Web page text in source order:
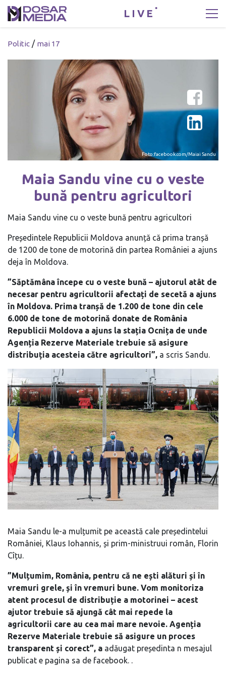
LIVE
Politic / mai 17
Foto:facebook.com/Maiai Sandu
Maia Sandu vine cu o veste
bună pentru agricultori
Maia Sandu vine cu o veste bună pentru agricultori
Președintele Republicii Moldova anunță că prima tranșă
de 1200 de tone de motorină din partea României a ajuns
deja în Moldova.
”Săptămâna începe cu o veste bună – ajutorul atât de
necesar pentru agricultorii afectați de secetă a ajuns
în Moldova. Prima tranșă de 1.200 de tone din cele
6.000 de tone de motorină donate de România
Republicii Moldova a ajuns la stația Ocnița de unde
Agenția Rezerve Materiale trebuie să asigure
distribuția acesteia către agricultori”, a scris Sandu.
Maia Sandu le-a mulțumit pe această cale președintelui
României, Klaus Iohannis, și prim-ministruui român, Florin
Cîțu.
”Mulțumim, România, pentru că ne ești alături și în
vremuri grele, și în vremuri bune. Vom monitoriza
atent procesul de distribuție a motorinei – acest
ajutor trebuie să ajungă cât mai repede la
agricultorii care au cea mai mare nevoie. Agenția
Rezerve Materiale trebuie să asigure un proces
transparent și corect”, a adăugat președinta n mesajul
publicat e pagina sa de facebook. .